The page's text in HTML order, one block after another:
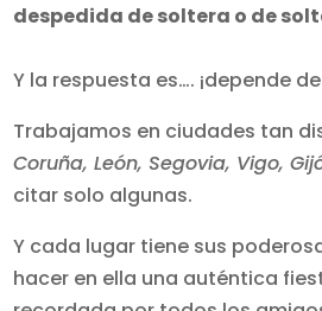
despedida de soltera o de
Y la respuesta es…. ¡depende
Trabajamos en ciudades tan
Coruña, León, Segovia, Vigo,
citar solo algunas.
Y cada lugar tiene sus
hacer en ella una auténtica